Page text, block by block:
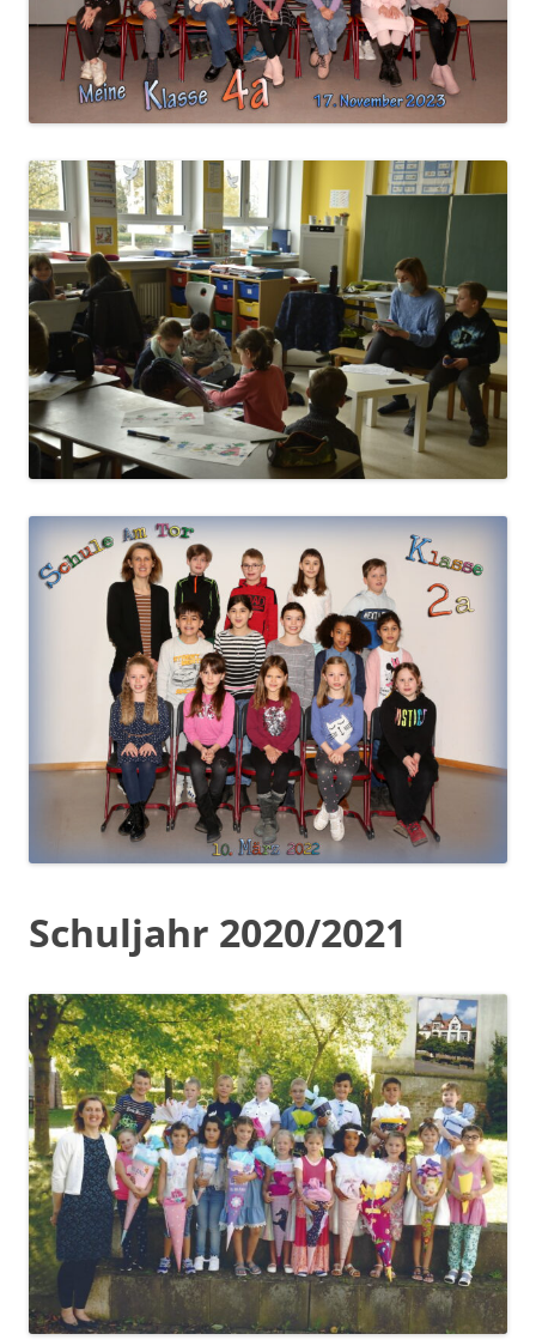
Schuljahr 2020/2021